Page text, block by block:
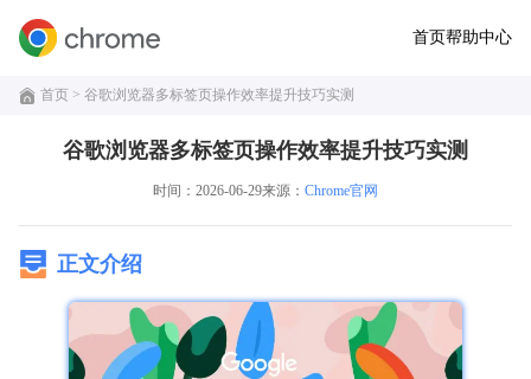
首页帮助中心
首页 > 谷歌浏览器多标签页操作效率提升技巧实测
谷歌浏览器多标签页操作效率提升技巧实测
时间：2026-06-29来源： Chrome官网
正文介绍